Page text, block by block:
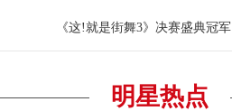
《这!就是街舞3》决赛盛典冠军
明星热点